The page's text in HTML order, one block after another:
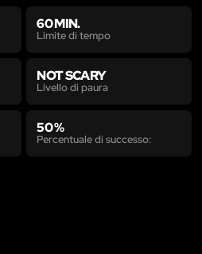
60 MIN.
Limite di tempo
NOT SCARY
Livello di paura
50 %
Percentuale di successo: